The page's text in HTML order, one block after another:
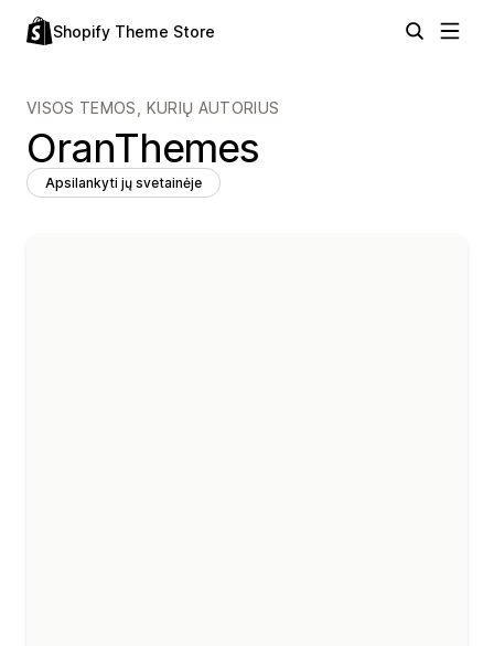
Shopify Theme Store
VISOS TEMOS, KURIŲ AUTORIUS
OranThemes
Apsilankyti jų svetainėje